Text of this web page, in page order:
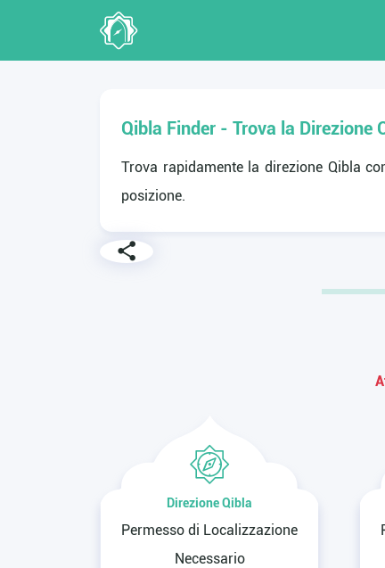
Qibla Finder - Trova la Direzione
Trova rapidamente la direzione Qibla
posizione.
Direzione Qibla
Permesso di Localizzazione
Necessario